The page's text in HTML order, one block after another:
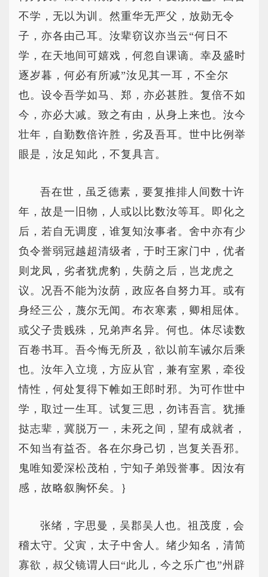
不学，无以为训。然重华无严父，放勋无令
子，亦各由己耳。汝辈窃议亦当云“何日不
学，在天地间可嬉戏，何忽自课谪。幸及盛时
逐岁暮，何必有所减”汝见其一耳，不全尔
也。设令吾学如马、郑，亦必甚胜。复倍不如
今，亦必大减。致之有由，从身上来也。汝今
壮年，自勤数倍许胜，劣及吾耳。世中比例举
眼是，汝足知此，不复具言。
吾在世，虽乏德素，要复推排人间数十许
年，故是一旧物，人或以比数汝等耳。即化之
后，若自无调度，谁复知汝事者。舍中亦有少
负令誉弱冠越超清级者，于时王家门中，优者
则龙凤，劣者犹虎豹，失荫之后，岂龙虎之
议。况吾不能为汝荫，政应各自努力耳。或有
身经三公，蔑尔无闻。布衣寒素，卿相屈体。
或父子贵贱殊，兄弟声名异。何也。体尽读数
百卷书耳。吾今悔无所及，欲以前车诫尔后乘
也。汝年入立境，方应从官，兼有室累，牵役
情性，何处复得下帷如王郎时邪。为可作世中
学，取过一生耳。试复三思，勿讳吾言。犹捶
挞志辈，冀脱万一，未死之间，望有成就者，
不知当有益否。各在尔身己切，岂复关吾邪。
鬼唯知爱深松茂柏，宁知子弟毁誉事。因汝有
感，故略叙胸怀矣。｝
张绪，字思曼，吴郡吴人也。祖茂度，会
稽太守。父寅，太子中舍人。绪少知名，清简
寡欲，叔父镜谓人曰“此儿，今之乐广也”州辟